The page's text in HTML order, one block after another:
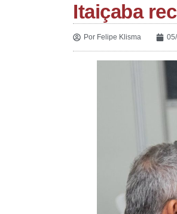
Itaiçaba
Por Felipe Klisma